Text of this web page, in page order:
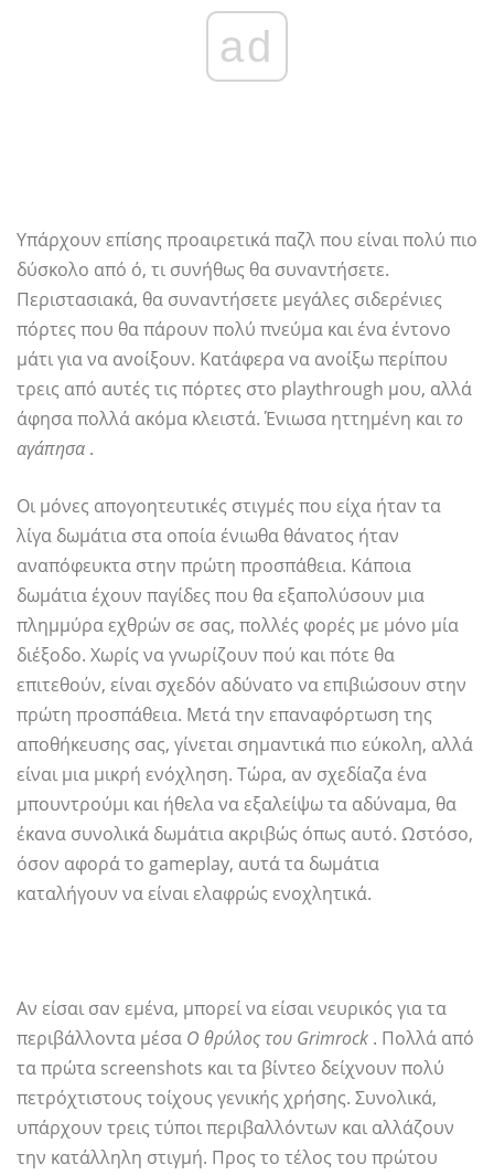
ad
Υπάρχουν επίσης προαιρετικά παζλ που είναι πολύ πιο
δύσκολο από ό, τι συνήθως θα συναντήσετε.
Περιστασιακά, θα συναντήσετε μεγάλες σιδερένιες
πόρτες που θα πάρουν πολύ πνεύμα και ένα έντονο
μάτι για να ανοίξουν. Κατάφερα να ανοίξω περίπου
τρεις από αυτές τις πόρτες στο playthrough μου, αλλά
άφησα πολλά ακόμα κλειστά. Ένιωσα ηττημένη και το
αγάπησα .
Οι μόνες απογοητευτικές στιγμές που είχα ήταν τα
λίγα δωμάτια στα οποία ένιωθα θάνατος ήταν
αναπόφευκτα στην πρώτη προσπάθεια. Κάποια
δωμάτια έχουν παγίδες που θα εξαπολύσουν μια
πλημμύρα εχθρών σε σας, πολλές φορές με μόνο μία
διέξοδο. Χωρίς να γνωρίζουν πού και πότε θα
επιτεθούν, είναι σχεδόν αδύνατο να επιβιώσουν στην
πρώτη προσπάθεια. Μετά την επαναφόρτωση της
αποθήκευσης σας, γίνεται σημαντικά πιο εύκολη, αλλά
είναι μια μικρή ενόχληση. Τώρα, αν σχεδίαζα ένα
μπουντρούμι και ήθελα να εξαλείψω τα αδύναμα, θα
έκανα συνολικά δωμάτια ακριβώς όπως αυτό. Ωστόσο,
όσον αφορά το gameplay, αυτά τα δωμάτια
καταλήγουν να είναι ελαφρώς ενοχλητικά.
Αν είσαι σαν εμένα, μπορεί να είσαι νευρικός για τα
περιβάλλοντα μέσα Ο θρύλος του Grimrock . Πολλά από
τα πρώτα screenshots και τα βίντεο δείχνουν πολύ
πετρόχτιστους τοίχους γενικής χρήσης. Συνολικά,
υπάρχουν τρεις τύποι περιβαλλόντων και αλλάζουν
την κατάλληλη στιγμή. Προς το τέλος του πρώτου